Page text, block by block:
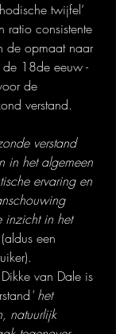
twijfel’
ratio consistente
de opmaat naar
de 18de eeuw -
de
verstand.
verstand
in het algemeen
ervaring en
inzicht in het
(aldus een
van Dale is
' het
natuurlijk